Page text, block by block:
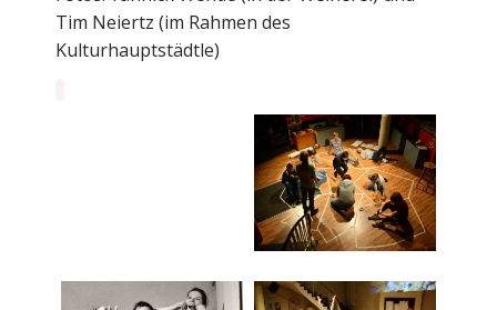
Tim Neiertz (im Rahmen des
Kulturhauptstädtle)